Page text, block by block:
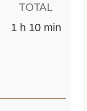
TOTAL
1 hh 10mmin